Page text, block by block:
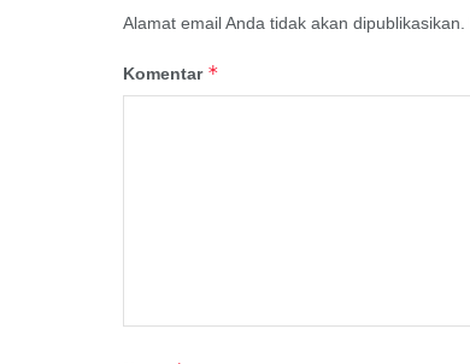
Alamat email Anda tidak akan dipublikasikan.
Komentar *